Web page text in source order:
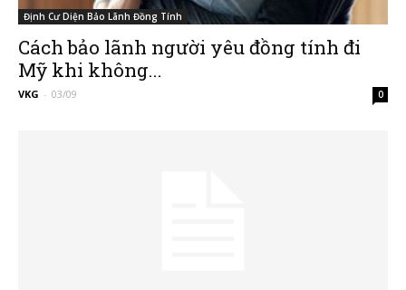
Định Cư Diện Bảo Lãnh Đồng Tính
Cách bảo lãnh người yêu đồng tính đi
Mỹ khi không...
VKG - 03/09 0